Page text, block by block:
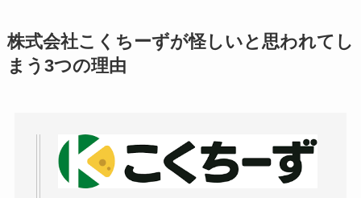
アトムクリニックは
【怪しい？】帝国デ
ータバンクの口コ
は実際ど
株式会社こくちーずが怪しいと思われてし
まう3つの理由